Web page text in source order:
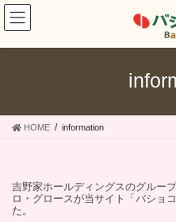
コ
ン
ナ
ビ
HOME information
吉野家ホールディングスのグルー
ロ・グロースが当サイト「バショ
た。